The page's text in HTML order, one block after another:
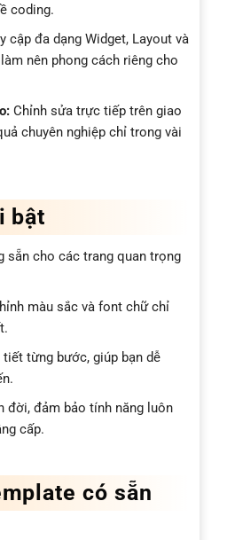
coding.
cập đa dạng Widget, Layout và
nên phong cách riêng cho
Chỉnh sửa trực tiếp trên giao
chuyên nghiệp chỉ trong vài
bật
sẵn cho các trang quan trọng
màu sắc và font chữ chỉ
từng bước, giúp bạn dễ
đời, đảm bảo tính năng luôn
cấp.
có sẵn